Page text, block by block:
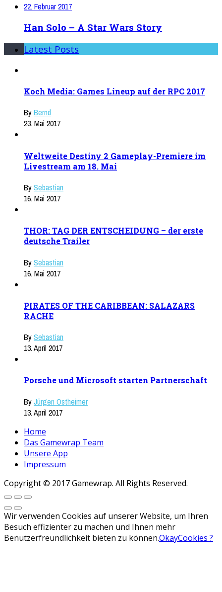
22. Februar 2017
Han Solo – A Star Wars Story
Latest Posts
Koch Media: Games Lineup auf der RPC 2017
ByBernd
23. Mai 2017
Weltweite Destiny 2 Gameplay-Premiere im
Livestream am 18. Mai
BySebastian
16. Mai 2017
THOR: TAG DER ENTSCHEIDUNG – der erste
deutsche Trailer
BySebastian
16. Mai 2017
PIRATES OF THE CARIBBEAN: SALAZARS
RACHE
BySebastian
13. April 2017
Porsche und Microsoft starten Partnerschaft
ByJürgen Ostheimer
13. April 2017
Home
Das Gamewrap Team
Unsere App
Impressum
Copyright © 2017 Gamewrap. All Rights Reserved.
Wir verwenden Cookies auf unserer Website, um Ihren
Besuch effizienter zu machen und Ihnen mehr
Benutzerfreundlichkeit bieten zu können.OkayCookies ?